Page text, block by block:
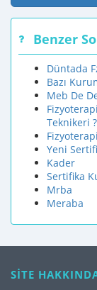
Benzer
Düntada
Bazı
Meb De
Teknikeri
Yeni
Kader
Sertifika
Mrba
Meraba
SİTE